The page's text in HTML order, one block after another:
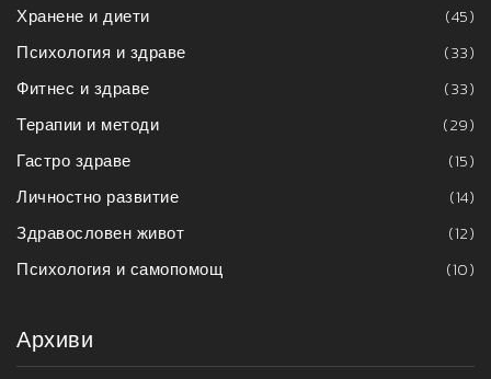
Хранене и диети
(45)
Психология и здраве
(33)
Фитнес и здраве
(33)
Терапии и методи
(29)
Гастро здраве
(15)
Личностно развитие
(14)
Здравословен живот
(12)
Психология и самопомощ
(10)
Архиви